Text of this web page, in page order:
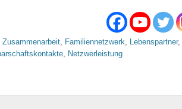
Zusammenarbeit, Familiennetzwerk, Lebenspartner,
, Netzwerleistung